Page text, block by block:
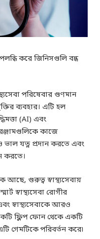
করে জিনিসগুলি বন্ধ
পরিষেবার গুণমান
ব্যবহার। এটি হল
(AI) এবং
কাজে
যত্ন প্রদান করতে এবং
করতে।
আছে, গুরুত্ব স্বাস্থ্যসেবায়
স্বাস্থ্যসেবা রোগীর
স্বাস্থ্যসেবাকে আরও
ফ্লিপ ফোন থেকে একটি
গেমটিকে পরিবর্তন করে৷